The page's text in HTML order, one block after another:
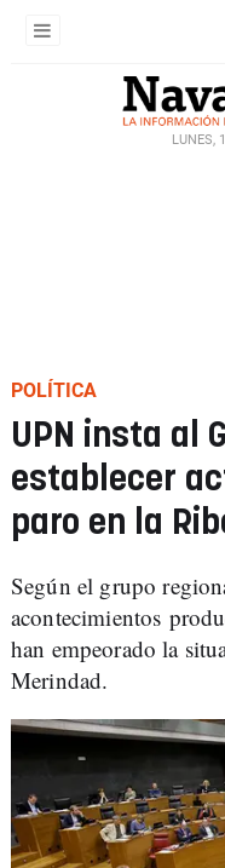
LUNES,
POLÍTICA
UPN insta al
establecer
paro en la
Según el grupo
acontecimientos
han empeorado la
Merindad.